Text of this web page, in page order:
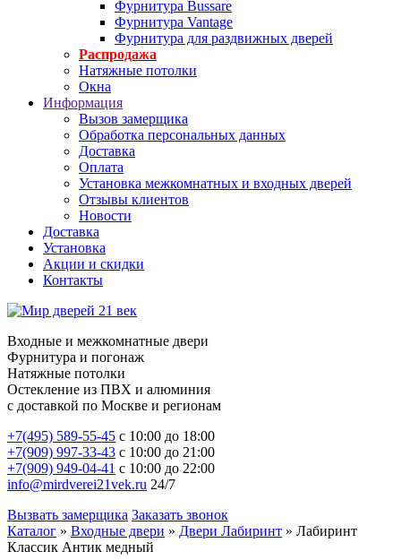
Фурнитура Bussare
Фурнитура Vantage
Фурнитура для раздвижных дверей
Распродажа
Натяжные потолки
Окна
Информация
Вызов замерщика
Обработка персональных данных
Доставка
Оплата
Установка межкомнатных и входных дверей
Отзывы клиентов
Новости
Доставка
Установка
Акции и скидки
Контакты
Входные и межкомнатные двери
Фурнитура и погонаж
Натяжные потолки
Остекление из ПВХ и алюминия
с доставкой по Москве и регионам
+7(495) 589-55-45 с 10:00 до 18:00
+7(909) 997-33-43 с 10:00 до 21:00
+7(909) 949-04-41 с 10:00 до 22:00
info@mirdverei21vek.ru 24/7
Вызвать замерщика Заказать звонок
Каталог » Входные двери » Двери Лабиринт » Лабиринт
Классик Антик медный